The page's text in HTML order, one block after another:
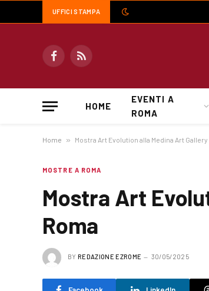
UFFICI STAMPA
FacebookRSS
HOME
EVENTI A
ROMA
Home » Mostra Art Evolution alla Medina Art Gallery
MOSTRE A ROMA
Mostra Art
Roma
BY REDAZIONE EZROME 30/05/2025